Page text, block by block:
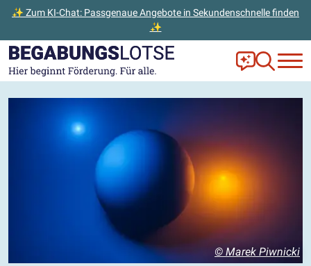
✨ Zum KI-Chat: Passgenaue Angebote in Sekundenschnelle finden
✨
Zum Hauptinhalt der Seite springen
Zur Startseite gehen Frag Ella!
Zur
© Marek Piwnicki